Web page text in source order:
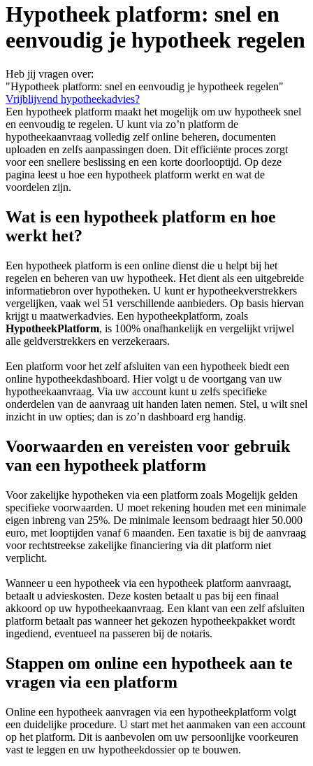
Hypotheek platform: snel en
eenvoudig je hypotheek regelen
Heb jij vragen over:
"Hypotheek platform: snel en eenvoudig je hypotheek regelen"
Vrijblijvend hypotheekadvies?
Een hypotheek platform maakt het mogelijk om uw hypotheek snel
en eenvoudig te regelen. U kunt via zo’n platform de
hypotheekaanvraag volledig zelf online beheren, documenten
uploaden en zelfs aanpassingen doen. Dit efficiënte proces zorgt
voor een snellere beslissing en een korte doorlooptijd. Op deze
pagina leest u hoe een hypotheek platform werkt en wat de
voordelen zijn.
Wat is een hypotheek platform en hoe
werkt het?
Een hypotheek platform is een online dienst die u helpt bij het
regelen en beheren van uw hypotheek. Het dient als een uitgebreide
informatiebron over hypotheken. U kunt er hypotheekverstrekkers
vergelijken, vaak wel 51 verschillende aanbieders. Op basis hiervan
krijgt u maatwerkadvies. Een hypotheekplatform, zoals
HypotheekPlatform, is 100% onafhankelijk en vergelijkt vrijwel
alle geldverstrekkers en verzekeraars.
Een platform voor het zelf afsluiten van een hypotheek biedt een
online hypotheekdashboard. Hier volgt u de voortgang van uw
hypotheekaanvraag. Via uw account kunt u zelfs specifieke
onderdelen van de aanvraag uit handen laten nemen. Stel, u wilt snel
inzicht in uw opties; dan is zo’n dashboard erg handig.
Voorwaarden en vereisten voor gebruik
van een hypotheek platform
Voor zakelijke hypotheken via een platform zoals Mogelijk gelden
specifieke voorwaarden. U moet rekening houden met een minimale
eigen inbreng van 25%. De minimale leensom bedraagt hier 50.000
euro, met looptijden vanaf 6 maanden. Een taxatie is bij de aanvraag
voor rechtstreekse zakelijke financiering via dit platform niet
verplicht.
Wanneer u een hypotheek via een hypotheek platform aanvraagt,
betaalt u advieskosten. Deze kosten betaalt u pas bij een finaal
akkoord op uw hypotheekaanvraag. Een klant van een zelf afsluiten
platform betaalt pas wanneer het gekozen hypotheekpakket wordt
ingediend, eventueel na passeren bij de notaris.
Stappen om online een hypotheek aan te
vragen via een platform
Online een hypotheek aanvragen via een hypotheekplatform volgt
een duidelijke procedure. U start met het aanmaken van een account
op het platform. Dit is aanbevolen om uw persoonlijke voorkeuren
vast te leggen en uw hypotheekdossier op te bouwen.